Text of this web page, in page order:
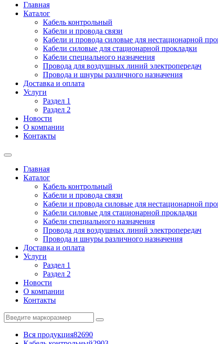
Главная
Каталог
Кабель контрольный
Кабели и провода связи
Кабели и провода силовые для нестационарной
Кабели силовые для стационарной прокладки
Кабели специального назначения
Провода для воздушных линий электропередач
Провода и шнуры различного назначения
Доставка и оплата
Услуги
Раздел 1
Раздел 2
Новости
О компании
Контакты
Главная
Каталог
Кабель контрольный
Кабели и провода связи
Кабели и провода силовые для нестационарной
Кабели силовые для стационарной прокладки
Кабели специального назначения
Провода для воздушных линий электропередач
Провода и шнуры различного назначения
Доставка и оплата
Услуги
Раздел 1
Раздел 2
Новости
О компании
Контакты
Вся продукция82690